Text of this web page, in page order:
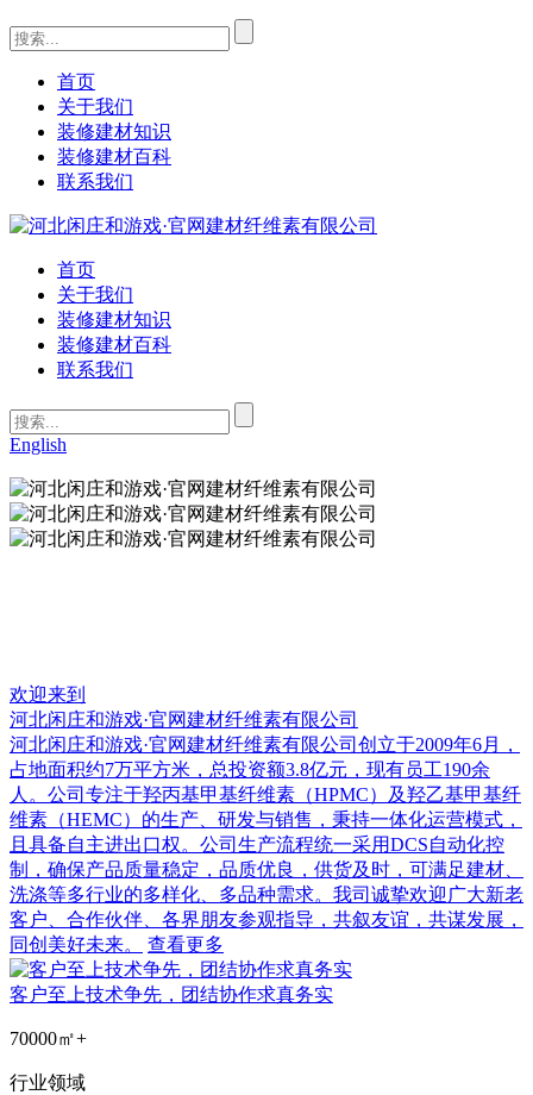
首页
关于我们
装修建材知识
装修建材百科
联系我们
首页
关于我们
装修建材知识
装修建材百科
联系我们
English
欢迎来到
河北闲庄和游戏·官网建材纤维素有限公司
河北闲庄和游戏·官网建材纤维素有限公司创立于2009年6月，
占地面积约7万平方米，总投资额3.8亿元，现有员工190余
人。公司专注于羟丙基甲基纤维素（HPMC）及羟乙基甲基纤
维素（HEMC）的生产、研发与销售，秉持一体化运营模式，
且具备自主进出口权。公司生产流程统一采用DCS自动化控
制，确保产品质量稳定，品质优良，供货及时，可满足建材、
洗涤等多行业的多样化、多品种需求。我司诚挚欢迎广大新老
客户、合作伙伴、各界朋友参观指导，共叙友谊，共谋发展，
同创美好未来。
查看更多
客户至上技术争先，团结协作求真务实
70000㎡+
行业领域